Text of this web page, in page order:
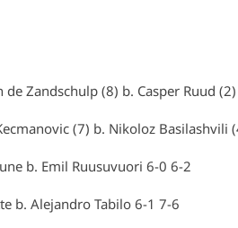
de Zandschulp (8) b. Casper Ruud
(7) b. Nikoloz Basilashvili
b. Emil Ruusuvuori 6-0 6-2
b. Alejandro Tabilo 6-1 7-6